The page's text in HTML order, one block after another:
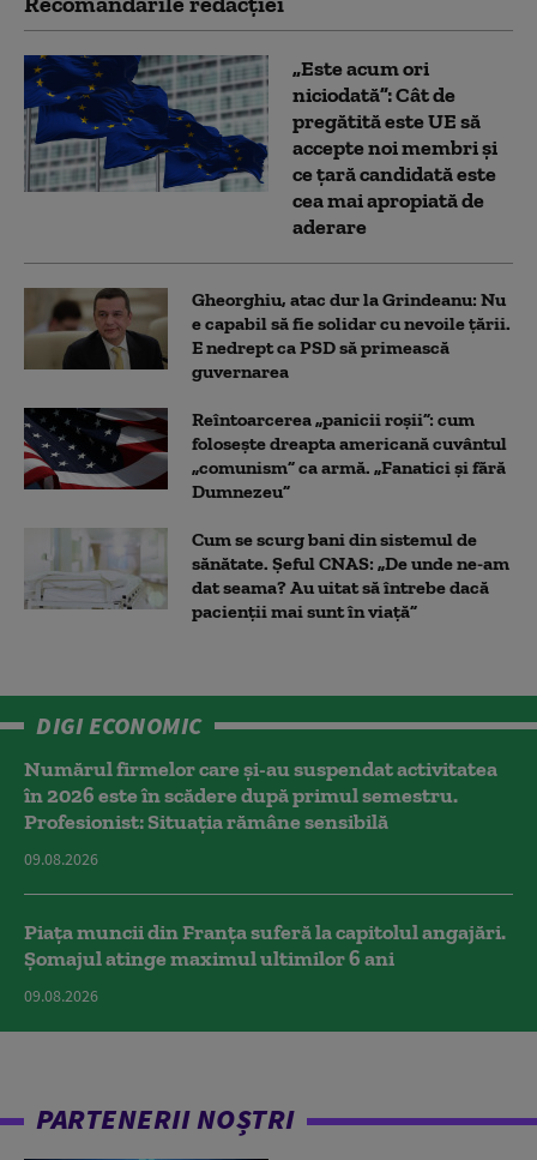
„Este acum ori
niciodată”: Cât de
pregătită este UE să
accepte noi membri și
ce țară candidată este
cea mai apropiată de
aderare
Gheorghiu, atac dur la Grindeanu: Nu
e capabil să fie solidar cu nevoile țării.
E nedrept ca PSD să primească
guvernarea
Reîntoarcerea „panicii roșii”: cum
folosește dreapta americană cuvântul
„comunism” ca armă. „Fanatici și fără
Dumnezeu”
Cum se scurg bani din sistemul de
sănătate. Șeful CNAS: „De unde ne-am
dat seama? Au uitat să întrebe dacă
pacienții mai sunt în viață”
DIGI ECONOMIC
Numărul firmelor care și-au suspendat activitatea
în 2026 este în scădere după primul semestru.
Profesionist: Situația rămâne sensibilă
09.08.2026
Piața muncii din Franța suferă la capitolul angajări.
Șomajul atinge maximul ultimilor 6 ani
09.08.2026
PARTENERII NOȘTRI